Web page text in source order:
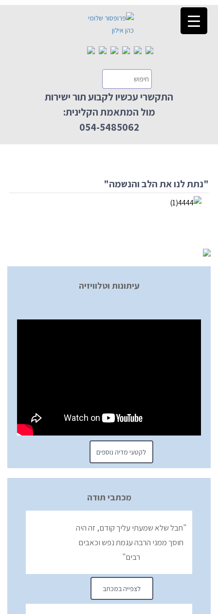
התקשרי עכשיו לקבוע תור ישירות
מול המתאמת הקלינית:
054-5485062
"נתת לנו את הלב והנשמה"
עיתונות וטלוויזיה
לקטעי מדיה נוספים
מכתבי תודה
"חבל שלא שמעתי עליך קודם, זה היה
חוסך ממני הרבה עגמת נפש וכאבים
רבים"
לצפייה במכתב